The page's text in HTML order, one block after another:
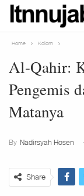
Home Kolom
Al-Qahir:
Pengemis
Matanya
By Nadirsyah Hosen
Share